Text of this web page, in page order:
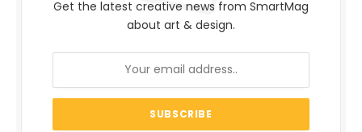
Get the latest creative news from SmartMag
about art & design.